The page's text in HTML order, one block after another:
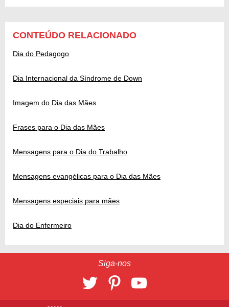
CONTEÚDO RELACIONADO
Dia do Pedagogo
Dia Internacional da Síndrome de Down
Imagem do Dia das Mães
Frases para o Dia das Mães
Mensagens para o Dia do Trabalho
Mensagens evangélicas para o Dia das Mães
Mensagens especiais para mães
Dia do Enfermeiro
Siga-nos